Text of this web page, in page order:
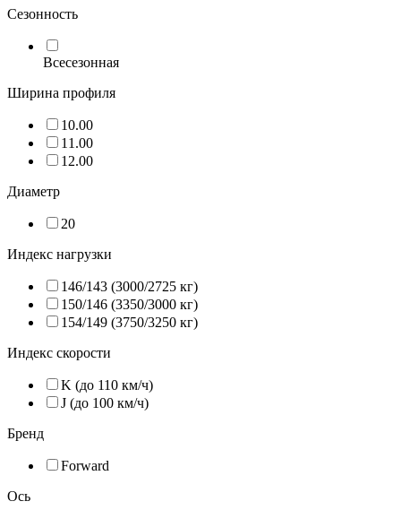
Сезонность
Всесезонная
Ширина профиля
10.00
11.00
12.00
Диаметр
20
Индекс нагрузки
146/143 (3000/2725 кг)
150/146 (3350/3000 кг)
154/149 (3750/3250 кг)
Индекс скорости
K (до 110 км/ч)
J (до 100 км/ч)
Бренд
Forward
Ось